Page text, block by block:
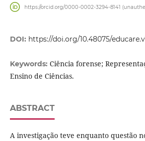
https://orcid.org/0000-0002-3294-8141
DOI: https://doi.org/10.48075/
Keywords: Ciência forense;
Ensino de Ciências.
ABSTRACT
A investigação teve enquanto questão